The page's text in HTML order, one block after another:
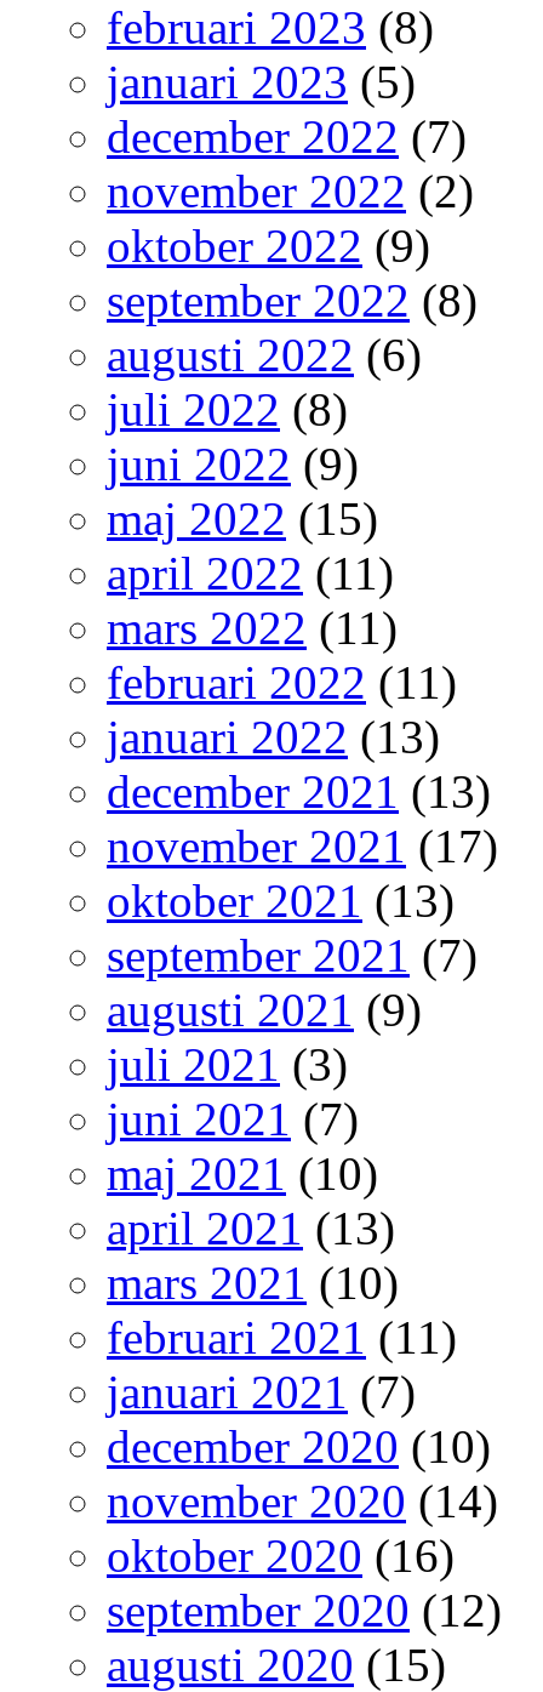
februari 2023 (8)
januari 2023 (5)
december 2022 (7)
november 2022 (2)
oktober 2022 (9)
september 2022 (8)
augusti 2022 (6)
juli 2022 (8)
juni 2022 (9)
maj 2022 (15)
april 2022 (11)
mars 2022 (11)
februari 2022 (11)
januari 2022 (13)
december 2021 (13)
november 2021 (17)
oktober 2021 (13)
september 2021 (7)
augusti 2021 (9)
juli 2021 (3)
juni 2021 (7)
maj 2021 (10)
april 2021 (13)
mars 2021 (10)
februari 2021 (11)
januari 2021 (7)
december 2020 (10)
november 2020 (14)
oktober 2020 (16)
september 2020 (12)
augusti 2020 (15)